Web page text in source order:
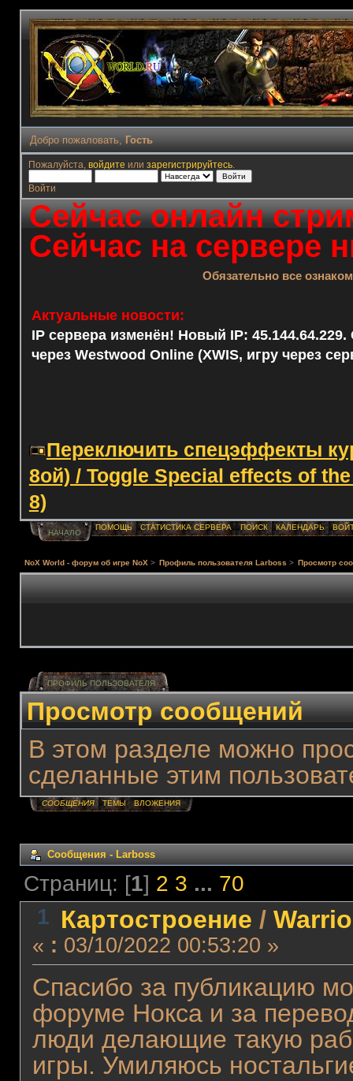
Добро пожаловать, Гость
Пожалуйста, войдите или зарегистрируйтесь.
Войти
Сейчас онлайн
Сейчас на сервере
Обязательно все
Актуальные новости:
IP сервера изменён! Новый IP: 45.144.64.229.
через Westwood Online (XWIS, игру через
Переключить спецэффекты
8ой) / Toggle Special effects of
8)
НАЧАЛО
ПОМОЩЬ СТАТИСТИКА СЕРВЕРА ПОИСК КАЛЕНДАРЬ
NoX World - форум об игре NoX > Профиль пользователя Lаrboss > Просмотр
ПРОФИЛЬ ПОЛЬЗОВАТЕЛЯ
Просмотр сообщений
В этом разделе можно
сделанные этим
СООБЩЕНИЯ ТЕМЫ ВЛОЖЕНИЯ
Сообщения - Lаrboss
Страниц: [1] 2 3 ... 70
1 Картостроение /
« : 03/10/2022 00:53:20 »
Спасибо за публикацию
форуме Нокса и за
люди делающие такую
игры. Умиляюсь